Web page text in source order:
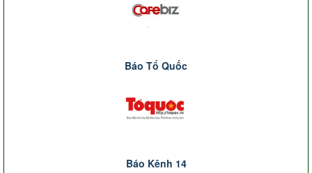
Báo Tổ Quốc
Báo Kênh 14